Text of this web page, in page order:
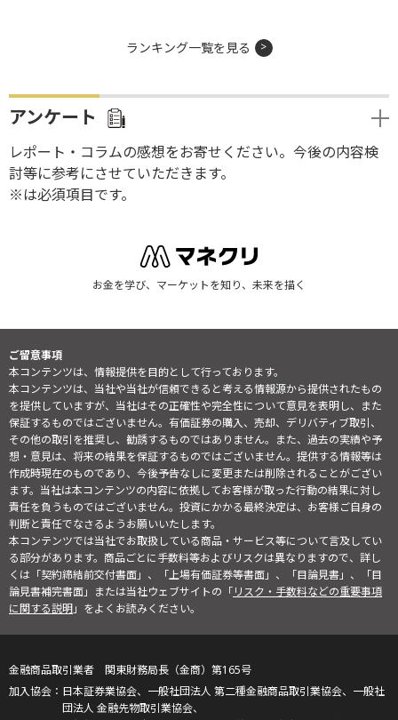
ランキング一覧を見る
アンケート
レポート・コラムの感想をお寄せください。今後の内容検
討等に参考にさせていただきます。
※は必須項目です。
お金を学び、マーケットを知り、未来を描く
ご留意事項
本コンテンツは、情報提供を目的として行っております。
本コンテンツは、当社や当社が信頼できると考える情報源から提供されたもの
を提供していますが、当社はその正確性や完全性について意見を表明し、また
保証するものではございません。有価証券の購入、売却、デリバティブ取引、
その他の取引を推奨し、勧誘するものではありません。また、過去の実績や予
想・意見は、将来の結果を保証するものではございません。提供する情報等は
作成時現在のものであり、今後予告なしに変更または削除されることがござい
ます。当社は本コンテンツの内容に依拠してお客様が取った行動の結果に対し
責任を負うものではございません。投資にかかる最終決定は、お客様ご自身の
判断と責任でなさるようお願いいたします。
本コンテンツでは当社でお取扱している商品・サービス等について言及してい
る部分があります。商品ごとに手数料等およびリスクは異なりますので、詳し
くは「契約締結前交付書面」、「上場有価証券等書面」、「目論見書」、「目
論見書補完書面」または当社ウェブサイトの「リスク・手数料などの重要事項
に関する説明」をよくお読みください。
金融商品取引業者 関東財務局長（金商）第165号
日本証券業協会、一般社団法人 第二種金融商品取引業協会、一般社
団法人 金融先物取引業協会、